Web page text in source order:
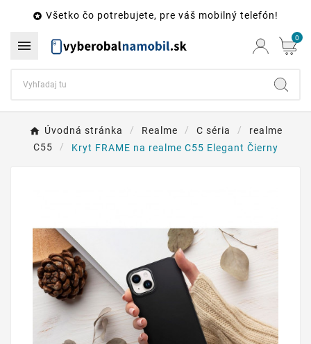
 Všetko čo potrebujete, pre váš mobilný telefón!
 0
Úvodná stránka Realme C séria
realme
C55
Kryt FRAME na realme C55 Elegant Čierny